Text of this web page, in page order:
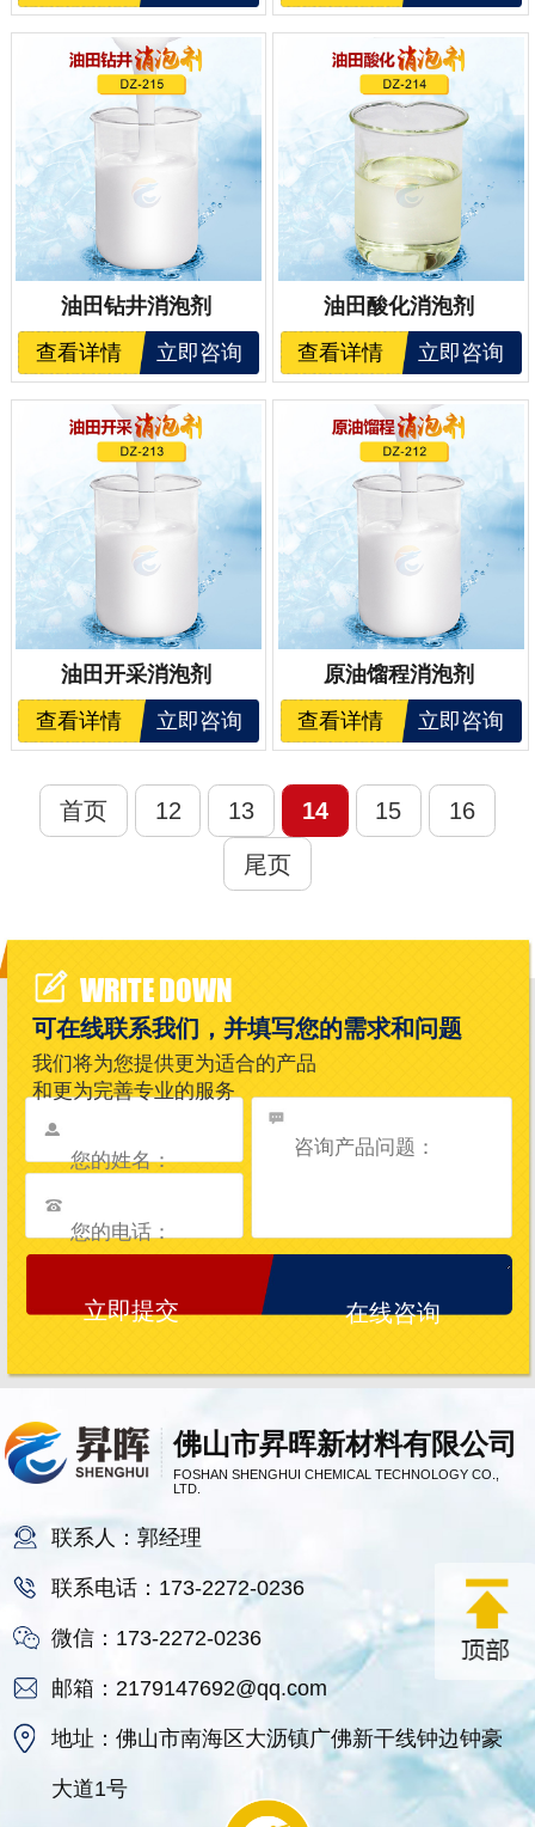
油田钻井消泡剂
查看详情
立即咨询
油田酸化消泡剂
查看详情
立即咨询
油田开采消泡剂
查看详情
立即咨询
原油馏程消泡剂
查看详情
立即咨询
首页 12 13 14 15 16
尾页
佛山市昇晖新材料有限公司
FOSHAN SHENGHUI CHEMICAL TECHNOLOGY CO.,
LTD.
联系人：郭经理
联系电话：173-2272-0236
微信：173-2272-0236
邮箱：2179147692@qq.com
地址：佛山市南海区大沥镇广佛新干线钟边钟豪
大道1号
WRITE DOWN
可在线联系我们，并填写您的需求和问题
我们将为您提供更为适合的产品
和更为完善专业的服务
在线咨询